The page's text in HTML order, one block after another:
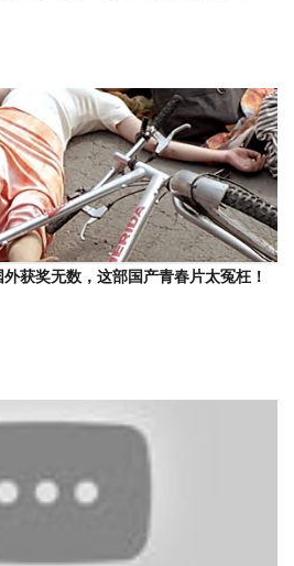
获奖无数，这部国产青春片太冤枉！